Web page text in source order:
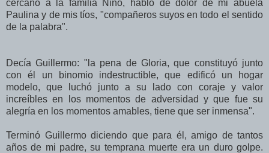
cercano a la familia Niño, habló de dolor de mi abuela
Paulina y de mis tíos, "compañeros suyos en todo el sentido
de la palabra".
Decía Guillermo: "la pena de Gloria, que constituyó junto
con él un binomio indestructible, que edificó un hogar
modelo, que luchó junto a su lado con coraje y valor
increíbles en los momentos de adversidad y que fue su
alegría en los momentos amables, tiene que ser inmensa".
Terminó Guillermo diciendo que para él, amigo de tantos
años de mi padre, su temprana muerte era un duro golpe.